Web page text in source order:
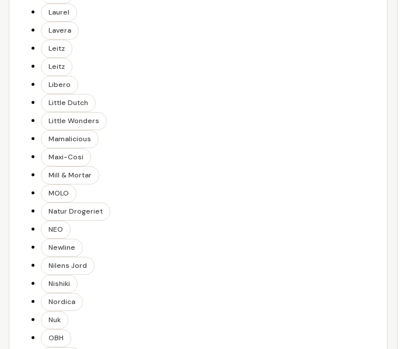
Laurel
Lavera
Leitz
Leitz
Libero
Little Dutch
Little Wonders
Mamalicious
Maxi-Cosi
Mill & Mortar
MOLO
Natur Drogeriet
NEO
Newline
Nilens Jord
Nishiki
Nordica
Nuk
OBH